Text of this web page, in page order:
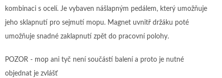
kombinaci s ocelí. Je vybaven nášlapným pedálem, který umožňuje
jeho sklapnutí pro sejmutí mopu. Magnet uvnitř držáku poté
umožňuje snadné zaklapnutí zpět do pracovní polohy.
POZOR - mop ani tyč není součástí balení a proto je nutné
objednat je zvlášť